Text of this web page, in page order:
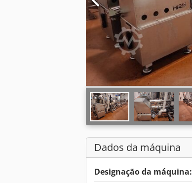
Dados da máquina
Designação da máquina: